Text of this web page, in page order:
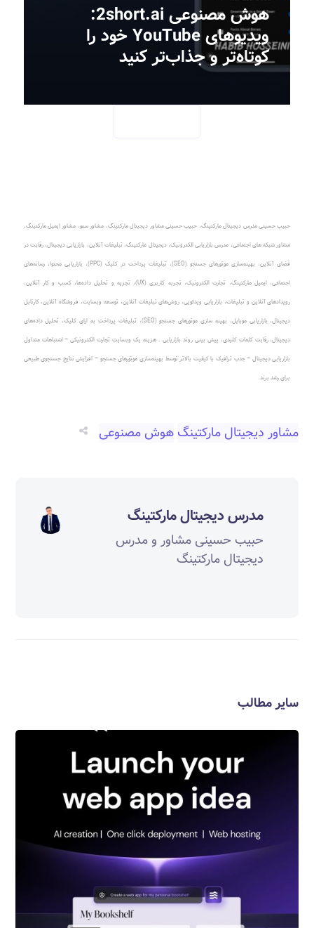
هوش مصنوعی 2short.ai:
ویدیوهای YouTube خود را
کوتاه‌تر و جذاب‌تر کنید
حبیب حسینی مدرس دیجیتال مارکتینگ، حبیب حسینی مشاور دیجیتال مارکتینگ، مشاور سئو، مشاور ایمیل مارکتینگ،
مشاور شبکه های اجتماعی، مدرس بازاریابی الکترونیک،دیجیتال مارکتینگ، تبلیغات آنلاین، بازاریابی دیجیتال، رقابت در
فضای آنلاین، بهینه‌سازی موتورهای جستجو (SEO) ، تبلیغات پرداخت در کلیک (PPC) ، بازاریابی محتوا، رسانه‌های
اجتماعی، ایمیل مارکتینگ، تجارت الکترونیک، تجربه کاربری (UX)، تجزیه و تحلیل داده‌ها، کسب و کار آنلاین،
رویدادهای آنلاین و تبلیغات، بازاریابی ویدئویی، روش‌های تبلیغات آنلاین، توسعه وبسایت، فروشگاه آنلاین، کارتابل
دیجیتال، بازاریابی موبایل، بهینه سازی موتورهای جستجو (SEO)، تبلیغات پرداخت به ازای کلیک، تحلیل داده‌های
دیجیتال، رقابت کلمات کلیدی، پیش بینی روند بازاریابی . هزینه یک وبسایت تجارت الکترونیکی – اشتباهات متداول
بازاریابی دیجیتال – جذب ترافیک با کیفیت بالاتر توسط بهینه‌سازی موتورهای جستجو – افزایش نتایج جستجوی طبیعی
برای رشد برند
مشاور دیجیتال مارکتینگ هوش مصنوعی‎‎
مدرس دیجیتال مارکتینگ
حبیب حسینی مشاور و مدرس
دیجیتال مارکتینگ
سایر مطالب